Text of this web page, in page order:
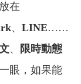
在
、 LINE……
、
限時動態
眼，如果能